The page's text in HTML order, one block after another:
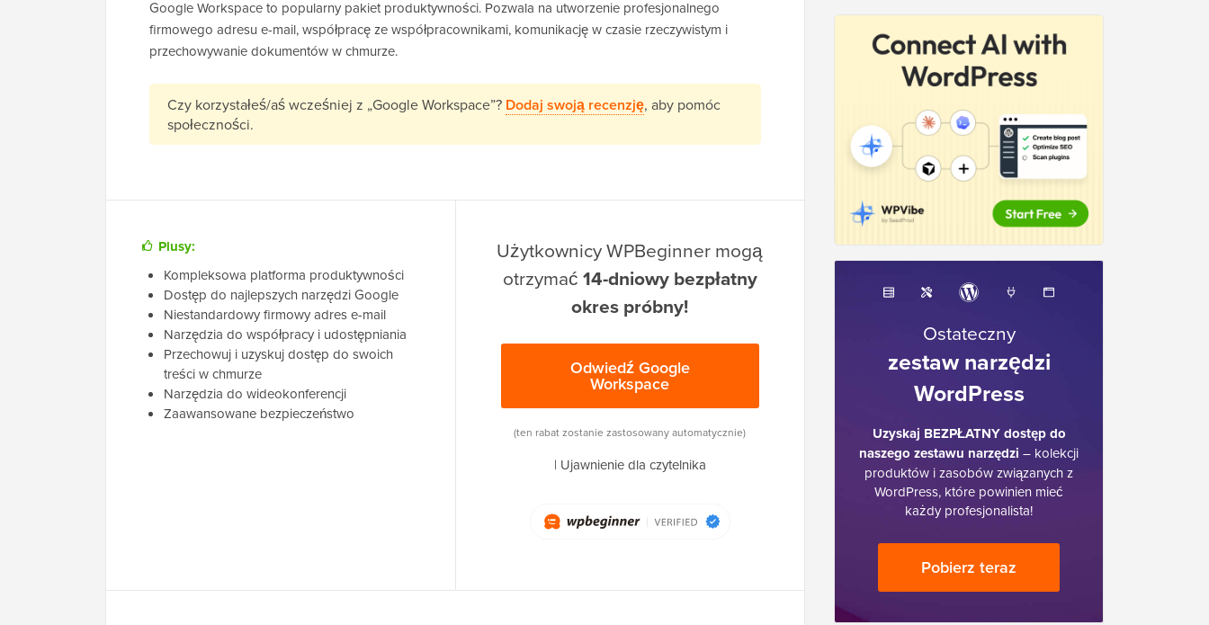
Google Workspace to popularny pakiet produktywności. Pozwala na utworzenie profesjonalnego
firmowego adresu e-mail, współpracę ze współpracownikami, komunikację w czasie rzeczywistym i
przechowywanie dokumentów w chmurze.
Czy korzystałeś/aś wcześniej z „Google Workspace”? Dodaj swoją recenzję, aby pomóc
społeczności.
Plusy:
Kompleksowa platforma produktywności
Dostęp do najlepszych narzędzi Google
Niestandardowy firmowy adres e-mail
Narzędzia do współpracy i udostępniania
Przechowuj i uzyskuj dostęp do swoich
treści w chmurze
Narzędzia do wideokonferencji
Zaawansowane bezpieczeństwo
Użytkownicy WPBeginner mogą
otrzymać 14-dniowy bezpłatny
okres próbny!
Odwiedź Google
Workspace
(ten rabat zostanie zastosowany automatycznie)
| Ujawnienie dla czytelnika
Ostateczny
zestaw narzędzi
WordPress
Uzyskaj BEZPŁATNY dostęp do
naszego zestawu narzędzi – kolekcji
produktów i zasobów związanych z
WordPress, które powinien mieć
każdy profesjonalista!
Pobierz teraz